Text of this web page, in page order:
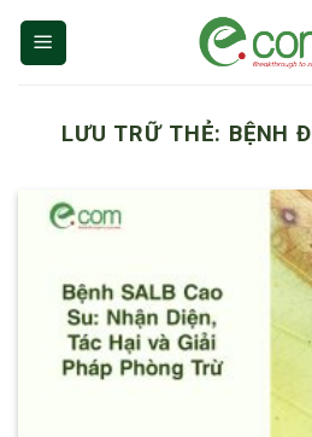
Chuyển
đến
LƯU TRỮ THẺ: BỆNH